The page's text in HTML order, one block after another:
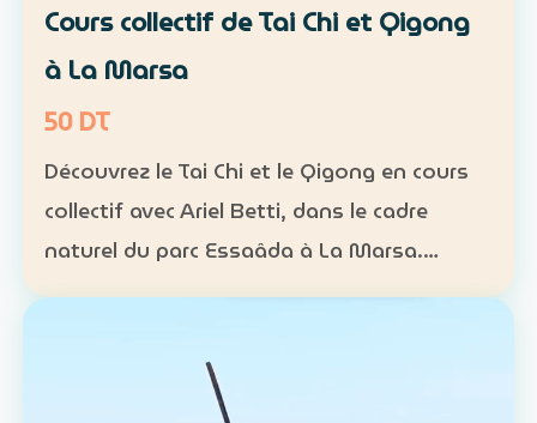
Cours collectif de Tai Chi et Qigong
à La Marsa
50 DT
Découvrez le Tai Chi et le Qigong en cours
collectif avec Ariel Betti, dans le cadre
naturel du parc Essaâda à La Marsa.
Format : cours collectif Rythme : une
séances sur un mois Ta…